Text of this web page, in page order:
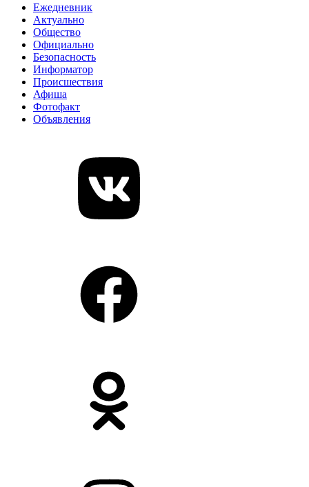
Ежедневник
Актуально
Общество
Официально
Безопасность
Информатор
Происшествия
Афиша
Фотофакт
Объявления